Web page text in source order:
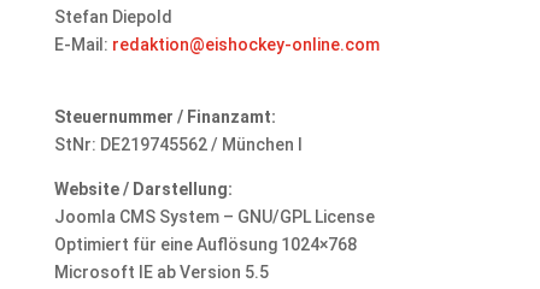
Stefan Diepold
E-Mail: redaktion@eishockey-online.com
Steuernummer / Finanzamt:
StNr: DE219745562 / München I
Website / Darstellung:
Joomla CMS System – GNU/GPL License
Optimiert für eine Auflösung 1024×768
Microsoft IE ab Version 5.5